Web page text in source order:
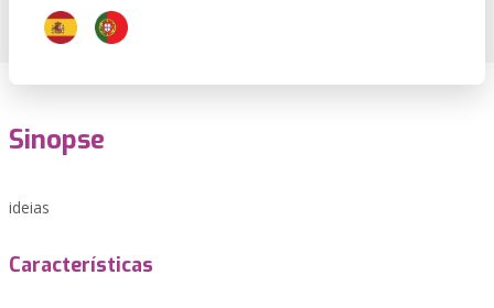
Sinopse
ideias
Características